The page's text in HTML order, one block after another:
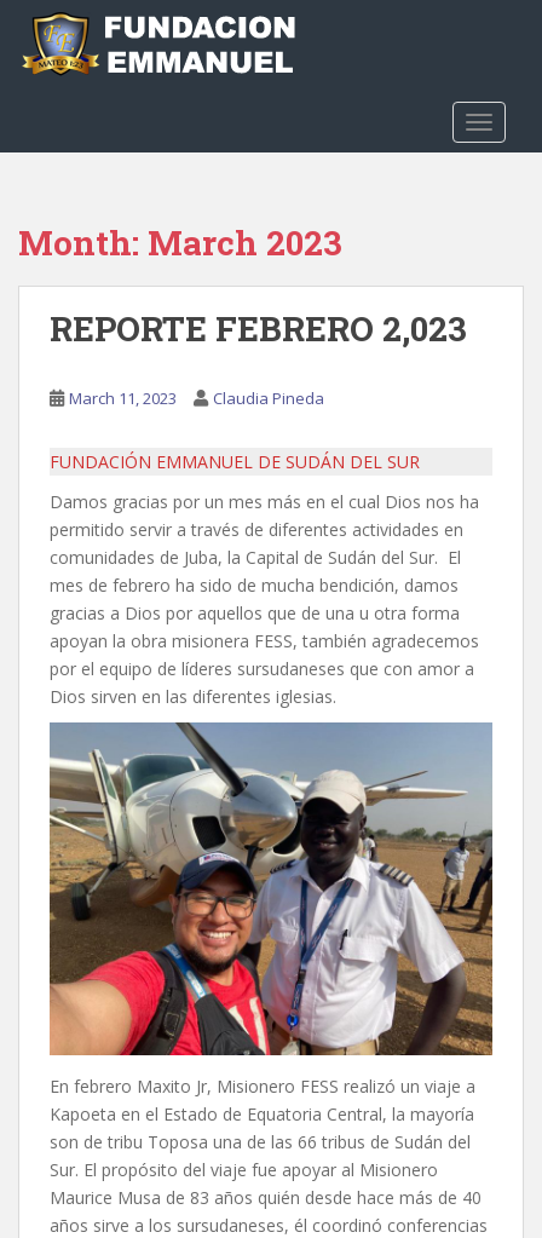
o
Month: March 2023
REPORTE FEBRERO 2,023
March 11, 2023 Claudia Pineda
FUNDACIÓN EMMANUEL DE SUDÁN DEL SUR
Damos gracias por un mes más en el cual Dios nos ha
permitido servir a través de diferentes actividades en
comunidades de Juba, la Capital de Sudán del Sur. El
mes de febrero ha sido de mucha bendición, damos
gracias a Dios por aquellos que de una u otra forma
apoyan la obra misionera FESS, también agradecemos
por el equipo de líderes sursudaneses que con amor a
Dios sirven en las diferentes iglesias.
En febrero Maxito Jr, Misionero FESS realizó un viaje a
Kapoeta en el Estado de Equatoria Central, la mayoría
son de tribu Toposa una de las 66 tribus de Sudán del
Sur. El propósito del viaje fue apoyar al Misionero
Maurice Musa de 83 años quién desde hace más de 40
años sirve a los sursudaneses, él coordinó conferencias